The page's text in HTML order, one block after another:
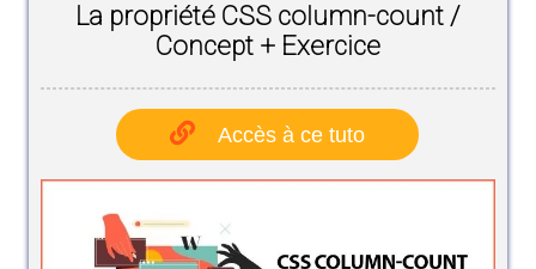
Formation
Frontend
Formation
Logiciel
La propriété CSS column-count /
Concept + Exercice
Accès à ce tuto